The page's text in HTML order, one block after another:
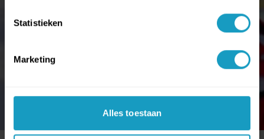
Statistieken
Marketing
Alles toestaan